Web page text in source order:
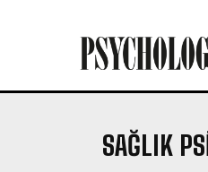
SAĞLIK